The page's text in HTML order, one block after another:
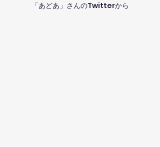
「あどあ」さんのTwitterから